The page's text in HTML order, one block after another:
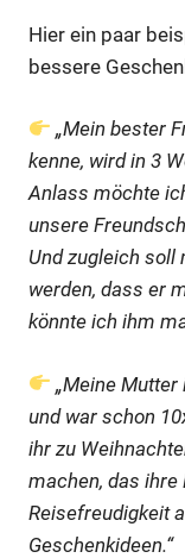
Hier ein paar
bessere
„Mein bester
kenne, wird in 3
Anlass möchte
unsere
Und zugleich soll
werden, dass er
könnte ich ihm
„Meine Mutter
und war schon
ihr zu
machen, das
Reisefreudigkeit
Geschenkideen.“